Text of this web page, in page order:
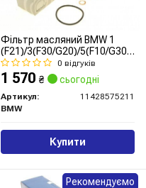
Фільтр масляний BMW 1
(F21)/3(F30/G20)/5(F10/G30)/
12- (B37/B38/B47/B48)
0 відгуків
1 570 ₴ сьогодні
Артикул:
11428575211
BMW
Купити
Рекомендуємо